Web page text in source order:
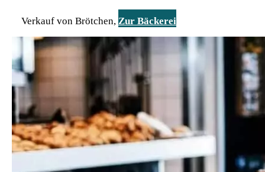
Verkauf von Brötchen, Zur Bäckerei